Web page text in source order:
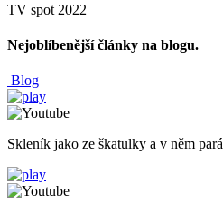
TV spot 2022
Nejoblíbenější články na blogu.
Blog
Skleník jako ze škatulky a v něm